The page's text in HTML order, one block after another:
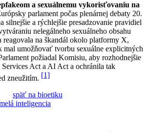
a sexuálnemu vykorisťovaniu na
parlament počas plenárnej debaty 20.
silnejšie a rýchlejšie presadzovanie pravidiel
nelegálneho sexuálneho obsahu
na škandál okolo platformy X,
mal umožňovať tvorbu sexuálne explicitných
požiadal Komisiu, aby rozhodnejšie
Act a AI Act a ochránila tak
zneužitím. [1]
späť na bioetiku
inteligencia